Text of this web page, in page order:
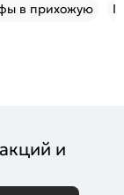
в прихожую
и